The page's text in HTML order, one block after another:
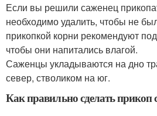
Если вы решили саженец
необходимо удалить, чтобы не
прикопкой корни рекомендуют
чтобы они напитались влагой.
Саженцы укладываются на дно
север, стволиком на юг.
Как правильно сделать прикоп